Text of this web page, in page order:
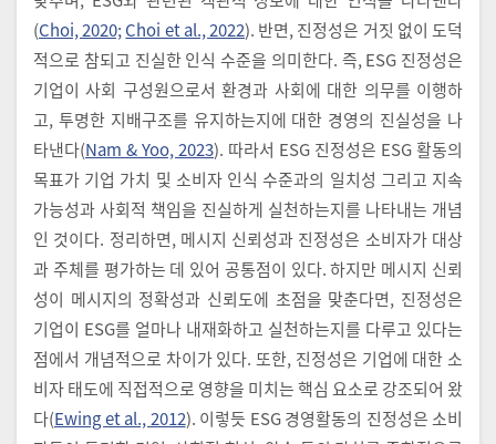
(Choi, 2020;Choi et al., 2022). 반면, 진정성은 거짓 없이 도덕
적으로 참되고 진실한 인식 수준을 의미한다. 즉, ESG 진정성은
기업이 사회 구성원으로서 환경과 사회에 대한 의무를 이행하
고, 투명한 지배구조를 유지하는지에 대한 경영의 진실성을 나
타낸다(Nam & Yoo, 2023). 따라서 ESG 진정성은 ESG 활동의
목표가 기업 가치 및 소비자 인식 수준과의 일치성 그리고 지속
가능성과 사회적 책임을 진실하게 실천하는지를 나타내는 개념
인 것이다. 정리하면, 메시지 신뢰성과 진정성은 소비자가 대상
과 주체를 평가하는 데 있어 공통점이 있다. 하지만 메시지 신뢰
성이 메시지의 정확성과 신뢰도에 초점을 맞춘다면, 진정성은
기업이 ESG를 얼마나 내재화하고 실천하는지를 다루고 있다는
점에서 개념적으로 차이가 있다. 또한, 진정성은 기업에 대한 소
비자 태도에 직접적으로 영향을 미치는 핵심 요소로 강조되어 왔
다(Ewing et al., 2012). 이렇듯 ESG 경영활동의 진정성은 소비